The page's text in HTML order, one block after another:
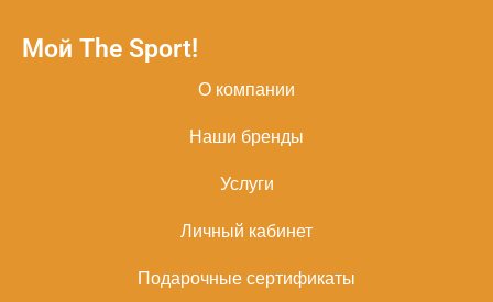
Мой The Sport!
О компании
Наши бренды
Услуги
Личный кабинет
Подарочные сертификаты